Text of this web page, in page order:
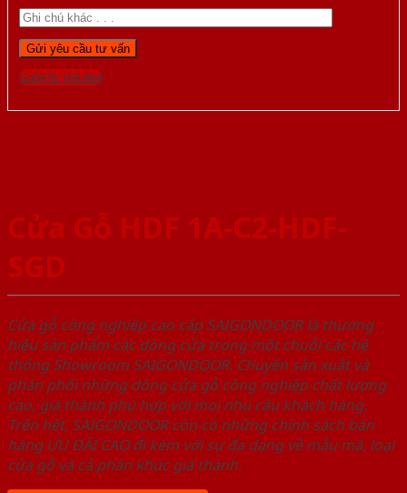
Gọi 0976.169.864
Cửa Gỗ HDF 1A-C2-HDF-
SGD
Cửa gỗ công nghiệp cao cấp SAIGONDOOR là thương
hiệu sản phẩm các dòng cửa trong một chuỗi các hệ
thống Showroom SAIGONDOOR. Chuyên sản xuất và
phân phối những dòng cửa gỗ công nghiệp chất lượng
cao, giá thành phù hợp với mọi nhu cầu khách hàng.
Trên hết, SAIGONDOOR còn có những chính sách bán
hàng ƯU ĐÃI CAO đi kèm với sự đa dạng về mẫu mã, loại
cửa gỗ và cả phân khúc giá thành.